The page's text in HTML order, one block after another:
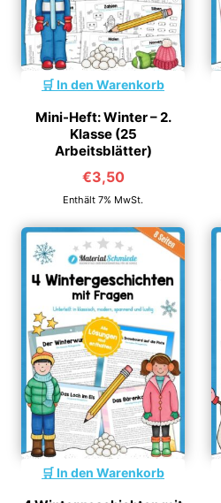
In den Warenkorb
Mini-Heft: Winter – 2.
Klasse (25
Arbeitsblätter)
€3,50
Enthält 7% MwSt.
In den Warenkorb